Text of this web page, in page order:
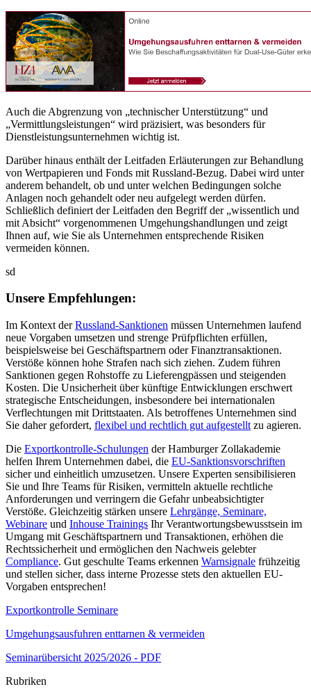
Auch die Abgrenzung von „technischer Unterstützung“ und
„Vermittlungsleistungen“ wird präzisiert, was besonders für
Dienstleistungsunternehmen wichtig ist.
Darüber hinaus enthält der Leitfaden Erläuterungen zur Behandlung
von Wertpapieren und Fonds mit Russland-Bezug. Dabei wird unter
anderem behandelt, ob und unter welchen Bedingungen solche
Anlagen noch gehandelt oder neu aufgelegt werden dürfen.
Schließlich definiert der Leitfaden den Begriff der „wissentlich und
mit Absicht“ vorgenommenen Umgehungshandlungen und zeigt
Ihnen auf, wie Sie als Unternehmen entsprechende Risiken
vermeiden können.
sd
Unsere Empfehlungen:
Im Kontext derRussland-Sanktionen müssen Unternehmen laufend
neue Vorgaben umsetzen und strenge Prüfpflichten erfüllen,
beispielsweise bei Geschäftspartnern oder Finanztransaktionen.
Verstöße können hohe Strafen nach sich ziehen. Zudem führen
Sanktionen gegen Rohstoffe zu Lieferengpässen und steigenden
Kosten. Die Unsicherheit über künftige Entwicklungen erschwert
strategische Entscheidungen, insbesondere bei internationalen
Verflechtungen mit Drittstaaten. Als betroffenes Unternehmen sind
Sie daher gefordert, flexibel und rechtlich gut aufgestellt zu agieren.
Die Exportkontrolle-Schulungen der Hamburger Zollakademie
helfen Ihrem Unternehmen dabei, die EU-Sanktionsvorschriften
sicher und einheitlich umzusetzen. Unsere Experten sensibilisieren
Sie und Ihre Teams für Risiken, vermitteln aktuelle rechtliche
Anforderungen und verringern die Gefahr unbeabsichtigter
Verstöße. Gleichzeitig stärken unsere Lehrgänge, Seminare,
Webinare und Inhouse Trainings Ihr Verantwortungsbewusstsein im
Umgang mit Geschäftspartnern und Transaktionen, erhöhen die
Rechtssicherheit und ermöglichen den Nachweis gelebter
Compliance. Gut geschulte Teams erkennen Warnsignale frühzeitig
und stellen sicher, dass interne Prozesse stets den aktuellen EU-
Vorgaben entsprechen!
Exportkontrolle Seminare
Umgehungsausfuhren enttarnen & vermeiden
Seminarübersicht 2025/2026 - PDF
Rubriken